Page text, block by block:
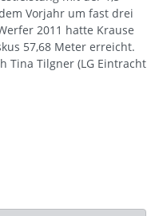
Vorjahr um fast drei
2011 hatte Krause
57,68 Meter erreicht.
Tina Tilgner (LG Eintracht